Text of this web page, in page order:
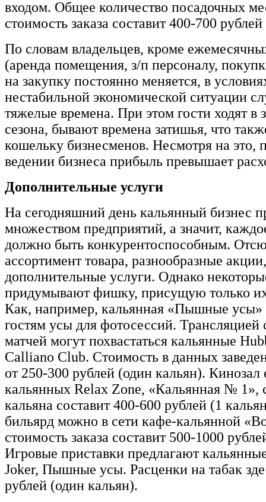
входом. Общее количество посадочных
стоимость заказа составит 400-700
По словам владельцев, кроме
(аренда помещения, з/п персоналу,
на закупку постоянно меняется, в
нестабильной экономической ситуации
тяжелые времена. При этом гости ходят в
сезона, бывают времена затишья, что
кошельку бизнесменов. Несмотря на это,
ведении бизнеса прибыль превышает
Дополнительные услуги
На сегодняшний день кальянный бизнес
множеством предприятий, а значит,
должно быть конкурентоспособным.
ассортимент товара, разнообразные
дополнительные услуги. Однако
придумывают фишку, присущую только
Как, например, кальянная «Пышные усы»
гостям усы для фотосессий. Трансляцией
матчей могут похвастаться кальянные
Calliano Club. Стоимость в данных
от 250-300 рублей (один кальян). Кинозал
кальянных Relax Zone, «Кальянная № 1»,
кальяна составит 400-600 рублей (1
бильярд можно в сети кафе-кальянной
стоимость заказа составит 500-1000
Игровые приставки предлагают
Joker, Пышные усы. Расценки на табак
рублей (один кальян).